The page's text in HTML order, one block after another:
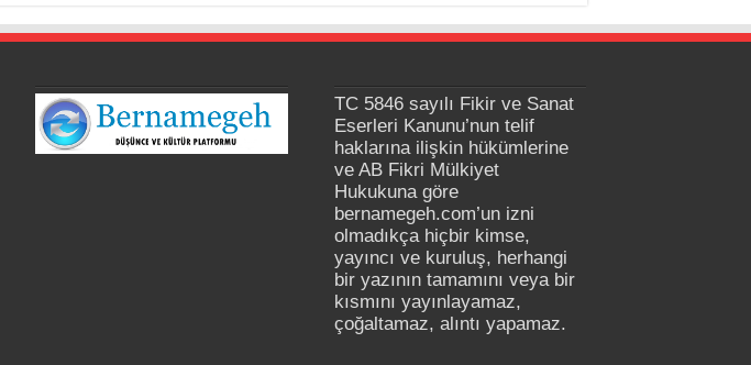
TC 5846 sayılı Fikir ve Sanat
Eserleri Kanunu’nun telif
haklarına ilişkin hükümlerine
ve AB Fikri Mülkiyet
Hukukuna göre
bernamegeh.com’un izni
olmadıkça hiçbir kimse,
yayıncı ve kuruluş, herhangi
bir yazının tamamını veya bir
kısmını yayınlayamaz,
çoğaltamaz, alıntı yapamaz.